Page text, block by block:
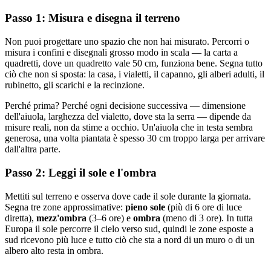
Passo 1: Misura e disegna il terreno
Non puoi progettare uno spazio che non hai misurato. Percorri o
misura i confini e disegnali grosso modo in scala — la carta a
quadretti, dove un quadretto vale 50 cm, funziona bene. Segna tutto
ciò che non si sposta: la casa, i vialetti, il capanno, gli alberi adulti, il
rubinetto, gli scarichi e la recinzione.
Perché prima? Perché ogni decisione successiva — dimensione
dell'aiuola, larghezza del vialetto, dove sta la serra — dipende da
misure reali, non da stime a occhio. Un'aiuola che in testa sembra
generosa, una volta piantata è spesso 30 cm troppo larga per arrivare
dall'altra parte.
Passo 2: Leggi il sole e l'ombra
Mettiti sul terreno e osserva dove cade il sole durante la giornata.
Segna tre zone approssimative: pieno sole (più di 6 ore di luce
diretta), mezz'ombra (3–6 ore) e ombra (meno di 3 ore). In tutta
Europa il sole percorre il cielo verso sud, quindi le zone esposte a
sud ricevono più luce e tutto ciò che sta a nord di un muro o di un
albero alto resta in ombra.